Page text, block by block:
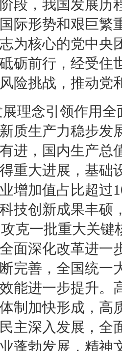
段，我国发展历
际形势和艰巨繁
为核心的党中央
砺前行，经受住
险挑战，推动党
展理念引领作用
质生产力稳步发
进，国内生产总
重大进展，基础
增加值占比超过
技创新成果丰硕
克一批重大关
面深化改革进一
完善，全国统一
能进一步提升。
制加快形成，高
主深入发展，全
蓬勃发展，精神